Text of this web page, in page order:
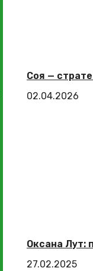
Соя —
02.04.2026
Оксана Лут:
27.02.2025